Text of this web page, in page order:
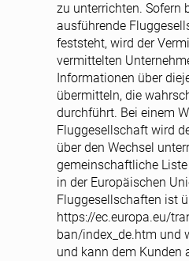
zu unterrichten. Sofern
ausführende
feststeht, wird der
vermittelten
Informationen über
übermitteln, die
durchführt. Bei einem
Fluggesellschaft wird
über den Wechsel
gemeinschaftliche
in der Europäischen
Fluggesellschaften ist
https://ec.europa.eu/
ban/index_de.htm und
und kann dem Kunden